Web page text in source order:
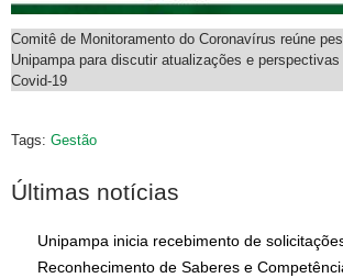
Comitê de Monitoramento do Coronavírus reúne
Unipampa para discutir atualizações e
Covid-19
Tags: Gestão
Últimas notícias
Unipampa inicia recebimento de
Reconhecimento de Saberes e